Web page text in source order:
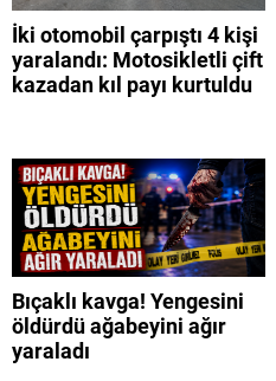
İki otomobil çarpıştı 4 kişi
yaralandı: Motosikletli çift
kazadan kıl payı kurtuldu
Bıçaklı kavga! Yengesini
öldürdü ağabeyini ağır
yaraladı